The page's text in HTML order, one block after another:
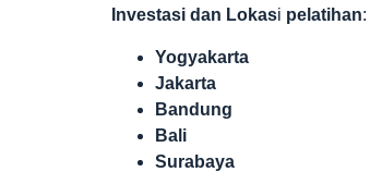
Investasi dan Lokasi pelatihan:
Yogyakarta
Jakarta
Bandung
Bali
Surabaya